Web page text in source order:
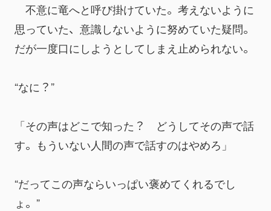
不意に竜へと呼び掛けていた。考えないように
思っていた、意識しないように努めていた疑問。
だが一度口にしようとしてしまえ止められない。
“なに？”
「その声はどこで知った？　どうしてその声で話
す。もういない人間の声で話すのはやめろ」
“だってこの声ならいっぱい褒めてくれるでし
ょ。”